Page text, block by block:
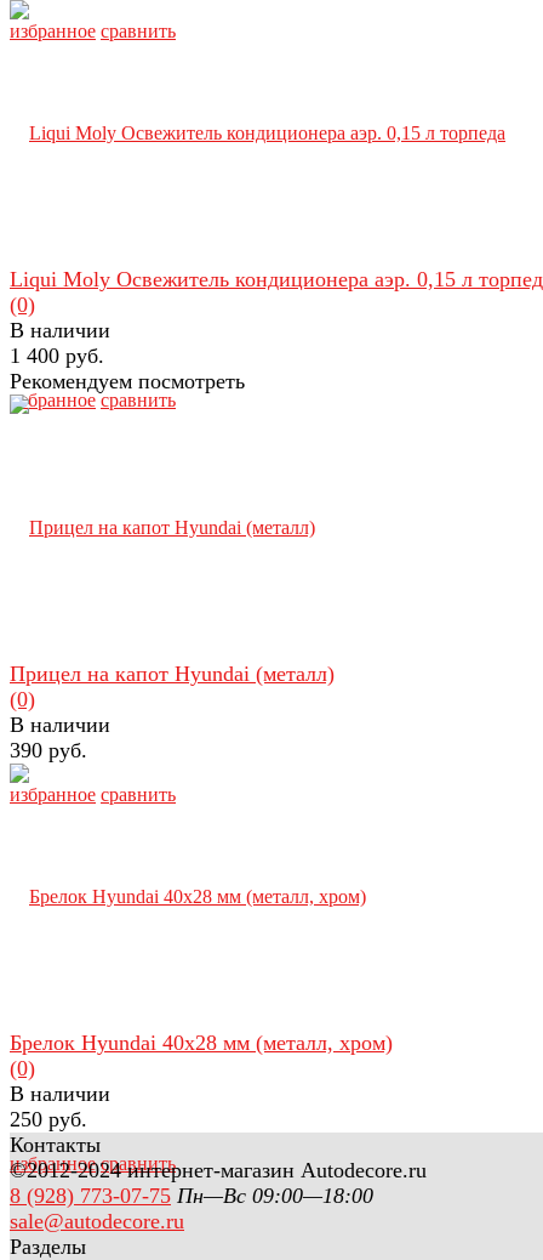
избранное сравнить
избранное сравнить
Liqui Moly Освежитель кондиционера аэр. 0,15 л
(0)
В наличии
1 400 руб.
Рекомендуем посмотреть
избранное сравнить
Прицел на капот Hyundai (металл)
(0)
В наличии
390 руб.
избранное сравнить
Брелок Hyundai 40х28 мм (металл, хром)
(0)
В наличии
250 руб.
Контакты
©2012-2024 интернет-магазин Autodecore.ru
8 (928) 773-07-75 Пн—Вс 09:00—18:00
sale@autodecore.ru
Разделы